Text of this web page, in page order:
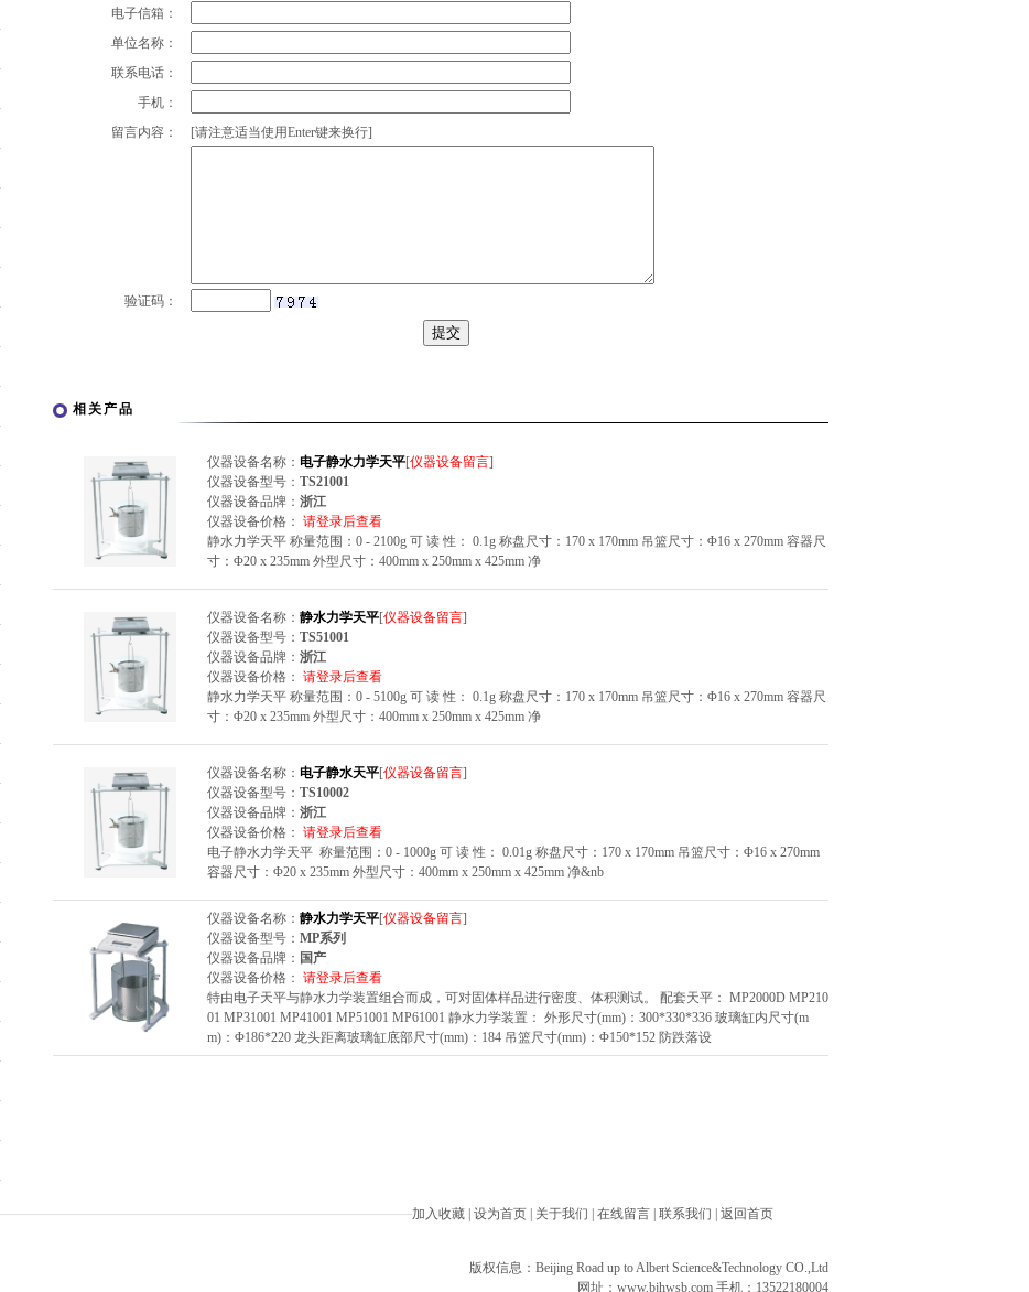
电子信箱：
单位名称：
联系电话：
手机：
留言内容：
[请注意适当使用Enter键来换行]
验证码：
相关产品
仪器设备名称： 电子静水力学天平[仪器设备留言]
仪器设备型号： TS21001
仪器设备品牌： 浙江
仪器设备价格： 请登录后查看
静水力学天平 称量范围：0 - 2100g 可 读 性： 0.1g 称盘尺寸：170 x 170mm 吊篮尺寸：Φ16 x 270mm 容器尺
寸：Φ20 x 235mm 外型尺寸：400mm x 250mm x 425mm 净
仪器设备名称： 静水力学天平[仪器设备留言]
仪器设备型号： TS51001
仪器设备品牌： 浙江
仪器设备价格： 请登录后查看
静水力学天平 称量范围：0 - 5100g 可 读 性： 0.1g 称盘尺寸：170 x 170mm 吊篮尺寸：Φ16 x 270mm 容器尺
寸：Φ20 x 235mm 外型尺寸：400mm x 250mm x 425mm 净
仪器设备名称： 电子静水天平[仪器设备留言]
仪器设备型号： TS10002
仪器设备品牌： 浙江
仪器设备价格： 请登录后查看
电子静水力学天平 称量范围：0 - 1000g 可 读 性： 0.01g 称盘尺寸：170 x 170mm 吊篮尺寸：Φ16 x 270mm
容器尺寸：Φ20 x 235mm 外型尺寸：400mm x 250mm x 425mm 净&nb
仪器设备名称： 静水力学天平[仪器设备留言]
仪器设备型号： MP系列
仪器设备品牌： 国产
仪器设备价格： 请登录后查看
特由电子天平与静水力学装置组合而成，可对固体样品进行密度、体积测试。 配套天平： MP2000D MP210
01 MP31001 MP41001 MP51001 MP61001 静水力学装置： 外形尺寸(mm)：300*330*336 玻璃缸内尺寸(m
m)：Φ186*220 龙头距离玻璃缸底部尺寸(mm)：184 吊篮尺寸(mm)：Φ150*152 防跌落设
加入收藏 设为首页 关于我们 在线留言 联系我们 返回首页
版权信息：Beijing Road up to Albert Science&Technology CO.,Ltd
网址： www.bjhwsb.com 手机：13522180004